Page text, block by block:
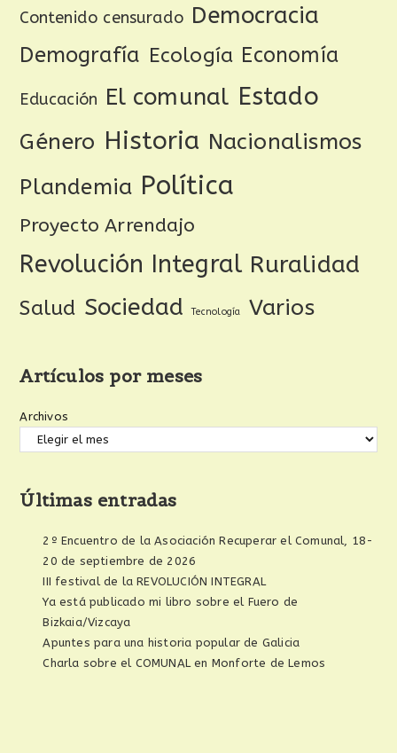
Contenido censurado Democracia
Demografía Ecología Economía
Educación El comunal Estado
Género Historia Nacionalismos
Plandemia Política
Proyecto Arrendajo
Revolución Integral Ruralidad
Salud Sociedad Tecnología Varios
Artículos por meses
Archivos
Últimas entradas
2º Encuentro de la Asociación Recuperar el Comunal, 18-
20 de septiembre de 2026
III festival de la REVOLUCIÓN INTEGRAL
Ya está publicado mi libro sobre el Fuero de
Bizkaia/Vizcaya
Apuntes para una historia popular de Galicia
Charla sobre el COMUNAL en Monforte de Lemos